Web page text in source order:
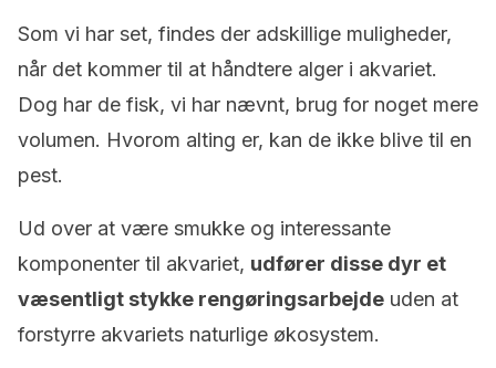
Som vi har set, findes der adskillige muligheder,
når det kommer til at håndtere alger i akvariet.
Dog har de fisk, vi har nævnt, brug for noget mere
volumen. Hvorom alting er, kan de ikke blive til en
pest.
Ud over at være smukke og interessante
komponenter til akvariet, udfører disse dyr et
væsentligt stykke rengøringsarbejde uden at
forstyrre akvariets naturlige økosystem.